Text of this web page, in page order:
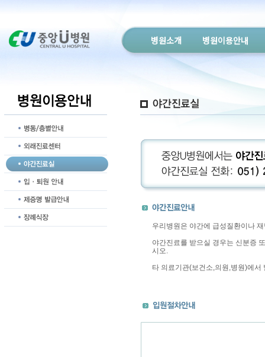
병원소개 병원이용안내
우리병원은 야간에 급성질환이나
야간진료를 받으실 경우는 신분증
시오.
타 의료기관(보건소,의원,병원)에